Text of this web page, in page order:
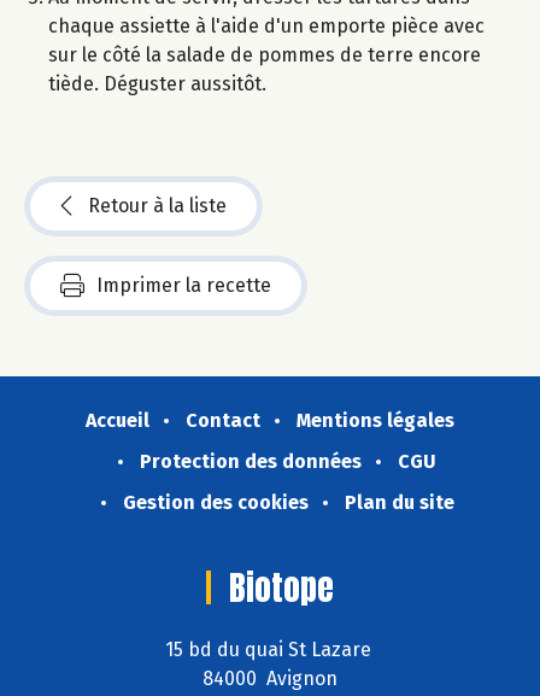
chaque assiette à l'aide d'un emporte pièce avec
sur le côté la salade de pommes de terre encore
tiède. Déguster aussitôt.
Retour à la liste
Imprimer la recette
Accueil Contact
Mentions légales
Protection des données
CGU
Gestion des cookies
Plan du site
Biotope
15 bd du quai St Lazare
84000 Avignon